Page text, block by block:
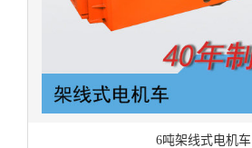
6吨架线式电机车